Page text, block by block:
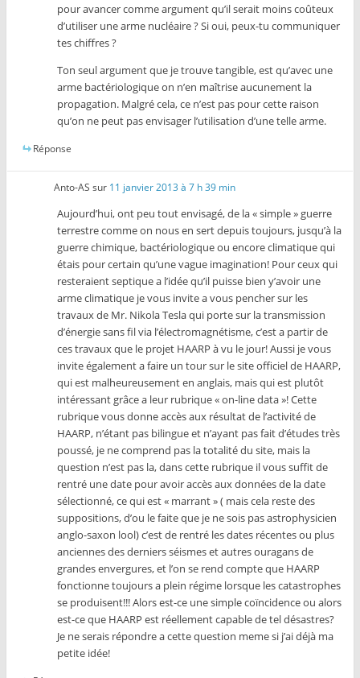
pour avancer comme argument qu’il serait moins coûteux
d’utiliser une arme nucléaire ? Si oui, peux-tu communiquer
tes chiffres ?
Ton seul argument que je trouve tangible, est qu’avec une
arme bactériologique on n’en maîtrise aucunement la
propagation. Malgré cela, ce n’est pas pour cette raison
qu’on ne peut pas envisager l’utilisation d’une telle arme.
Réponse
Anto-AS sur 11 janvier 2013 à 7 h 39 min
Aujourd’hui, ont peu tout envisagé, de la « simple » guerre
terrestre comme on nous en sert depuis toujours, jusqu’à la
guerre chimique, bactériologique ou encore climatique qui
étais pour certain qu’une vague imagination! Pour ceux qui
resteraient septique a l’idée qu’il puisse bien y’avoir une
arme climatique je vous invite a vous pencher sur les
travaux de Mr. Nikola Tesla qui porte sur la transmission
d’énergie sans fil via l’électromagnétisme, c’est a partir de
ces travaux que le projet HAARP à vu le jour! Aussi je vous
invite également a faire un tour sur le site officiel de HAARP,
qui est malheureusement en anglais, mais qui est plutôt
intéressant grâce a leur rubrique « on-line data »! Cette
rubrique vous donne accès aux résultat de l’activité de
HAARP, n’étant pas bilingue et n’ayant pas fait d’études très
poussé, je ne comprend pas la totalité du site, mais la
question n’est pas la, dans cette rubrique il vous suffit de
rentré une date pour avoir accès aux données de la date
sélectionné, ce qui est « marrant » ( mais cela reste des
suppositions, d’ou le faite que je ne sois pas astrophysicien
anglo-saxon lool) c’est de rentré les dates récentes ou plus
anciennes des derniers séismes et autres ouragans de
grandes envergures, et l’on se rend compte que HAARP
fonctionne toujours a plein régime lorsque les catastrophes
se produisent!!! Alors est-ce une simple coïncidence ou alors
est-ce que HAARP est réellement capable de tel désastres?
Je ne serais répondre a cette question meme si j’ai déjà ma
petite idée!